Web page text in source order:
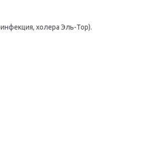
холера Эль-Тор).